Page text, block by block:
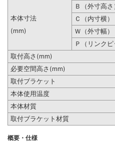
Ｂ（外寸高さ
本体寸法
Ｃ（内寸横）
(mm)
Ｗ（外寸幅）
Ｐ（リンクピ
取付高さ(mm)
必要空間高さ(mm)
取付ブラケット
本体使用温度
本体材質
取付ブラケット材質
概要・仕様